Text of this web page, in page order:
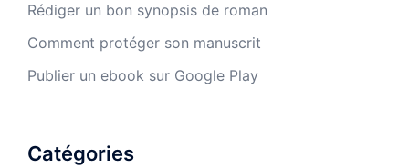
Rédiger un bon synopsis de roman
Comment protéger son manuscrit
Publier un ebook sur Google Play
Catégories